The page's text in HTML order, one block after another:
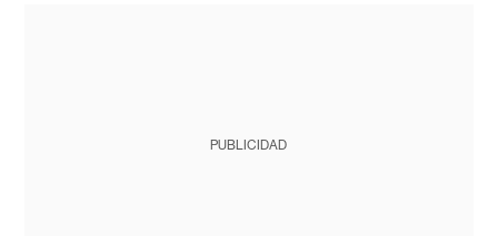
PUBLICIDAD